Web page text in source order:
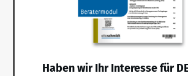
Haben wir Ihr Interesse für